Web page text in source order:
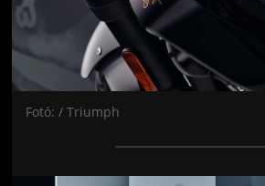
Fotó: / Triumph